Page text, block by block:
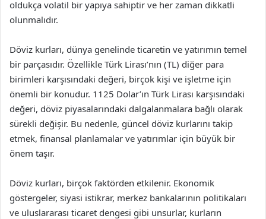
oldukça volatil bir yapıya sahiptir ve her zaman dikkatli
olunmalıdır.
Döviz kurları, dünya genelinde ticaretin ve yatırımın temel
bir parçasıdır. Özellikle Türk Lirası’nın (TL) diğer para
birimleri karşısındaki değeri, birçok kişi ve işletme için
önemli bir konudur. 1125 Dolar’ın Türk Lirası karşısındaki
değeri, döviz piyasalarındaki dalgalanmalara bağlı olarak
sürekli değişir. Bu nedenle, güncel döviz kurlarını takip
etmek, finansal planlamalar ve yatırımlar için büyük bir
önem taşır.
Döviz kurları, birçok faktörden etkilenir. Ekonomik
göstergeler, siyasi istikrar, merkez bankalarının politikaları
ve uluslararası ticaret dengesi gibi unsurlar, kurların